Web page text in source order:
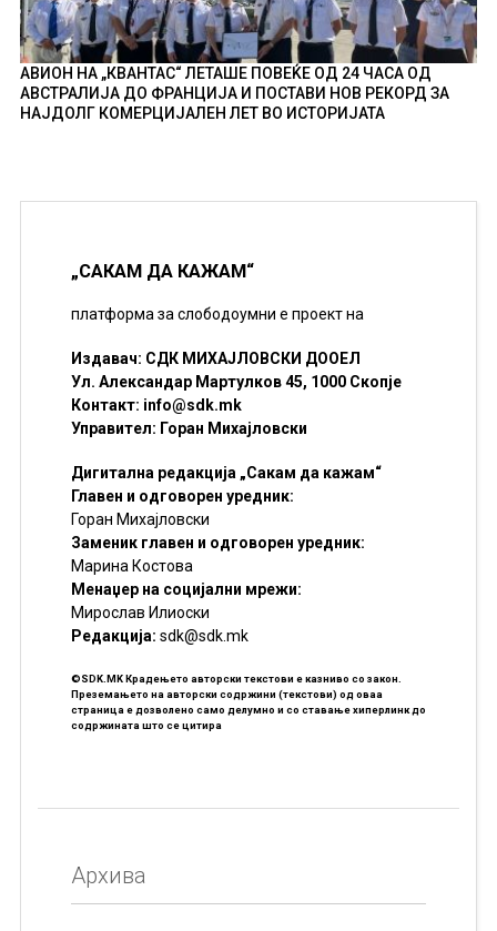
АВИОН НА „КВАНТАС“ ЛЕТАШЕ ПОВЕЌЕ ОД 24 ЧАСА ОД
АВСТРАЛИЈА ДО ФРАНЦИЈА И ПОСТАВИ НОВ РЕКОРД ЗА
НАЈДОЛГ КОМЕРЦИЈАЛЕН ЛЕТ ВО ИСТОРИЈАТА
„САКАМ ДА КАЖАМ“
платформа за слободоумни е проект на
Издавач: СДК МИХАЈЛОВСКИ ДООЕЛ
Ул. Александар Мартулков 45, 1000 Скопје
Контакт: info@sdk.mk
Управител: Горан Михајловски
Дигитална редакција „Сакам да кажам“
Главен и одговорен уредник:
Горан Михајловски
Заменик главен и одговорен уредник:
Марина Костова
Менаџер на социјални мрежи:
Мирослав Илиоски
Редакцијa: sdk@sdk.mk
©SDK.MK Крадењето авторски текстови е казниво со закон.
Преземањето на авторски содржини (текстови) од оваа
страница е дозволено само делумно и со ставање хиперлинк до
содржината што се цитира
Архива